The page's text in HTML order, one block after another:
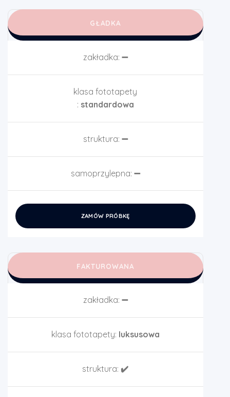
GŁADKA
zakładka: ➖
klasa fototapety
: standardowa
struktura: ➖
samoprzylepna: ➖
ZAMÓW PRÓBKĘ
FAKTUROWANA
zakładka: ➖
klasa fototapety: luksusowa
struktura: ✔️